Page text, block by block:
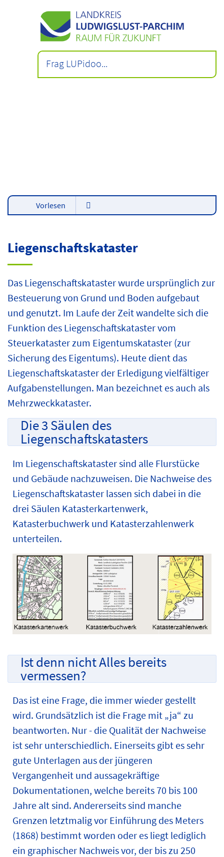
Vorlesen
Liegenschaftskataster
Das Liegenschaftskataster wurde ursprünglich zur
Besteuerung von Grund und Boden aufgebaut
und genutzt. Im Laufe der Zeit wandelte sich die
Funktion des Liegenschaftskataster vom
Steuerkataster zum Eigentumskataster (zur
Sicherung des Eigentums). Heute dient das
Liegenschaftskataster der Erledigung vielfältiger
Aufgabenstellungen. Man bezeichnet es auch als
Mehrzweckkataster.
Die 3 Säulen des
Liegenschaftskatasters
Im Liegenschaftskataster sind alle Flurstücke
und Gebäude nachzuweisen. Die Nachweise des
Liegenschaftskataster lassen sich dabei in die
drei Säulen Katasterkartenwerk,
Katasterbuchwerk und Katasterzahlenwerk
unterteilen.
Ist denn nicht Alles bereits
vermessen?
Das ist eine Frage, die immer wieder gestellt
wird. Grundsätzlich ist die Frage mit „ja“ zu
beantworten. Nur - die Qualität der Nachweise
ist sehr unterschiedlich. Einerseits gibt es sehr
gute Unterlagen aus der jüngeren
Vergangenheit und aussagekräftige
Dokumentationen, welche bereits 70 bis 100
Jahre alt sind. Andererseits sind manche
Grenzen letztmalig vor Einführung des Meters
(1868) bestimmt worden oder es liegt lediglich
ein graphischer Nachweis vor, der bis zu 250